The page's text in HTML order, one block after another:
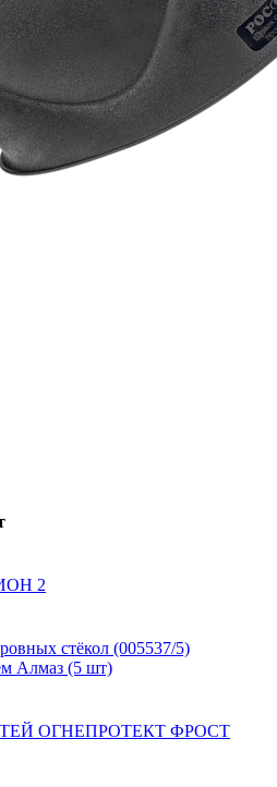
2
стёкол (005537/5)
Алмаз (5 шт)
ОГНЕПРОТЕКТ ФРОСТ